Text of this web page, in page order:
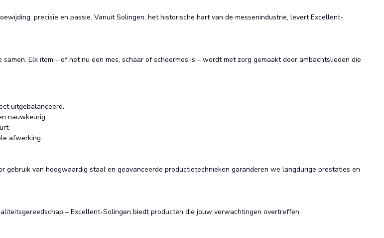
precisie en passie. Vanuit Solingen, het historische hart van de messenindustrie, levert Excellent-
Elk item – of het nu een mes, schaar of scheermes is – wordt met zorg gemaakt door ambachtslieden die
uitgebalanceerd.
nauwkeurig.
afwerking.
van hoogwaardig staal en geavanceerde productietechnieken garanderen we langdurige prestaties en
– Excellent-Solingen biedt producten die jouw verwachtingen overtreffen.